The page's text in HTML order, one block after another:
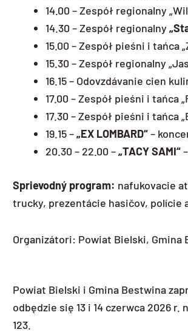
14.00 – Zespół regionalny
14.30 – Zespół regionalny
15.00 – Zespół pieśni i tańca
15.30 – Zespół regionalny
16.15 – Odovzdávanie cien
17.00 – Zespół pieśni i tańca
17.30 – Zespół pieśni i tańca
19.15 –„EX LOMBARD“–
20.30 – 22.00 –„TACY SAMI“
Sprievodný program: nafukovacie
trucky, prezentácie hasičov, polície
Organizátori: Powiat Bielski, Gmina
Powiat Bielski i Gmina Bestwina
odbędzie się 13 i 14 czerwca 2026
123.